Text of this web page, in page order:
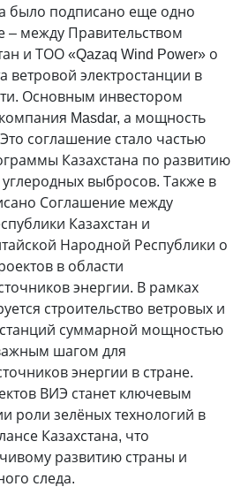
было подписано еще одно
– между Правительством
и ТОО «Qazaq Wind Power» о
ветровой электростанции в
Основным инвестором
Masdar, а мощность
соглашение стало частью
Казахстана по развитию
выбросов. Также в
Соглашение между
Казахстан и
Народной Республики о
в области
энергии. В рамках
строительство ветровых и
суммарной мощностью
шагом для
энергии в стране.
ВИЭ станет ключевым
роли зелёных технологий в
Казахстана, что
развитию страны и
следа.